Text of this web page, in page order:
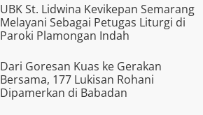
UBK St. Lidwina Kevikepan Semarang
Melayani Sebagai Petugas Liturgi di
Paroki Plamongan Indah
Dari Goresan Kuas ke Gerakan
Bersama, 177 Lukisan Rohani
Dipamerkan di Babadan